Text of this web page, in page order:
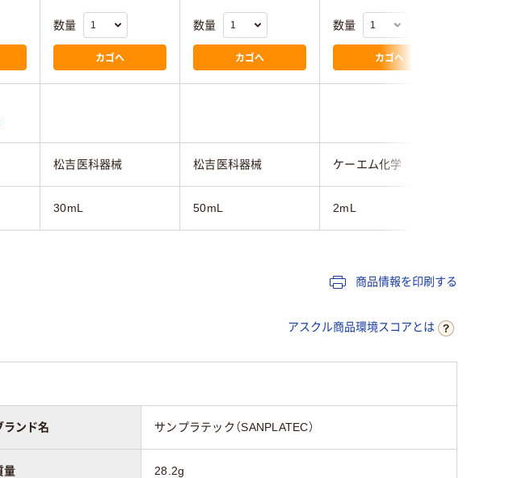
数量
カゴへ
数量
カゴへ
数量
カゴへ
松吉医科器械 松吉医科器械 ケーエム化学
30mL 50mL 2mL
商品情報を印刷する
アスクル商品環境スコアとは
ランド名 サンプラテック（SANPLATEC）
量 28.2g